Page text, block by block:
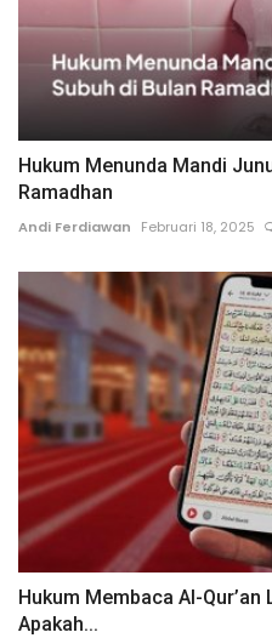
Hukum Menunda Mandi
Ramadhan
Andi Ferdiawan Februari 18, 2025
Hukum Membaca Al-
Apakah...